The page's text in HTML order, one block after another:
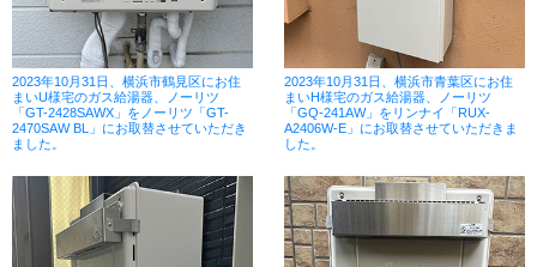
2023年10月31日、横浜市鶴見区にお住
まいU様宅のガス給湯器、ノーリツ
「GT-2428SAWX」をノーリツ「GT-
2470SAW BL」にお取替させていただき
ました。
2023年10月31日、横浜市青葉区にお住
まいH様宅のガス給湯器、ノーリツ
「GQ-241AW」をリンナイ「RUX-
A2406W-E」にお取替させていただきま
した。